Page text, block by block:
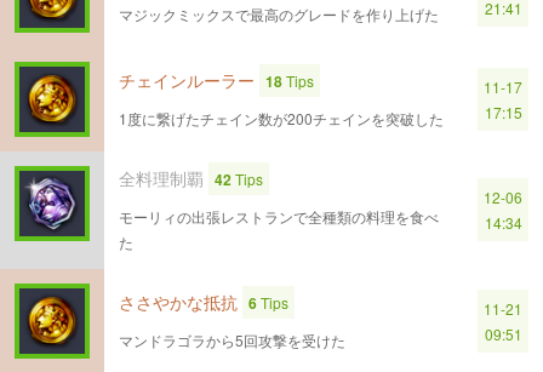
マジックミックスで最高のグレードを作り上げた
21:41
チェインルーラー 18Tips
1度に繋げたチェイン数が200チェインを突破した
11-17
17:15
全料理制覇 42Tips
モーリィの出張レストランで全種類の料理を食べ
た
12-06
14:34
ささやかな抵抗 6Tips
マンドラゴラから5回攻撃を受けた
11-21
09:51